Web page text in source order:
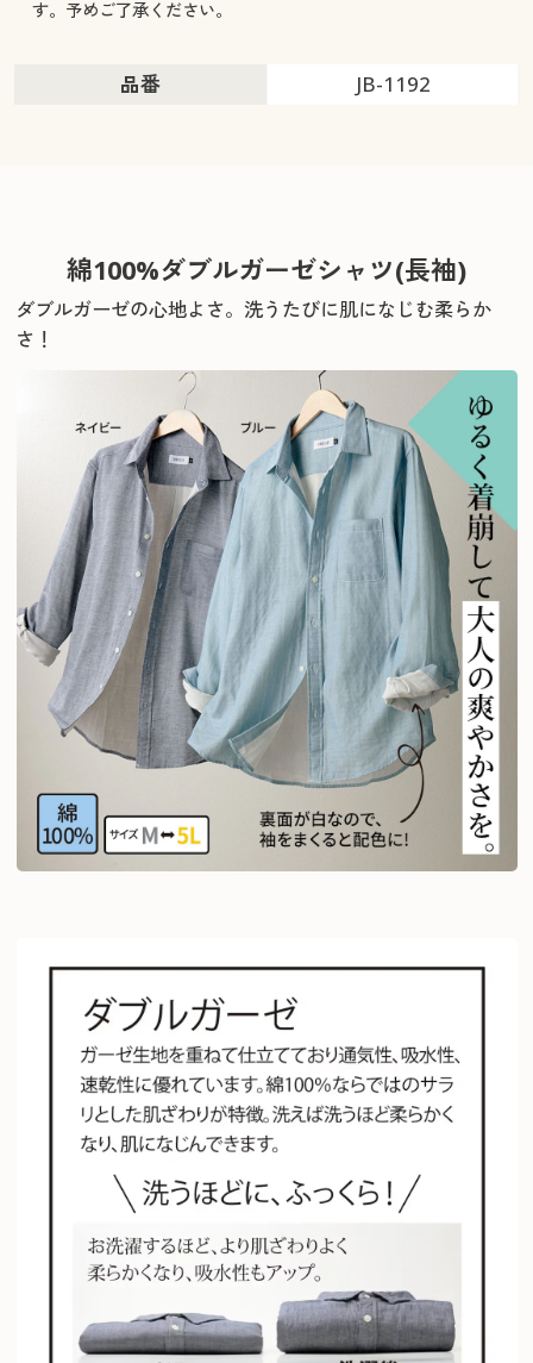
す。予めご了承ください。
品番 JB-1192
綿100%ダブルガーゼシャツ(長袖)
ダブルガーゼの心地よさ。洗うたびに肌になじむ柔らか
さ！